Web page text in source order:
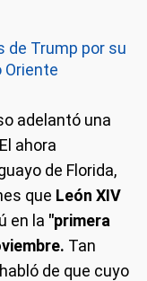
de Trump por su
Oriente
adelantó una
ahora
de Florida,
que León XIV
en la "primera
Tan
de que cuyo